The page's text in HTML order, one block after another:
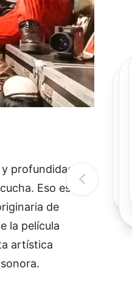
y profundidad
Eso es
de
la película
artística
sonora.